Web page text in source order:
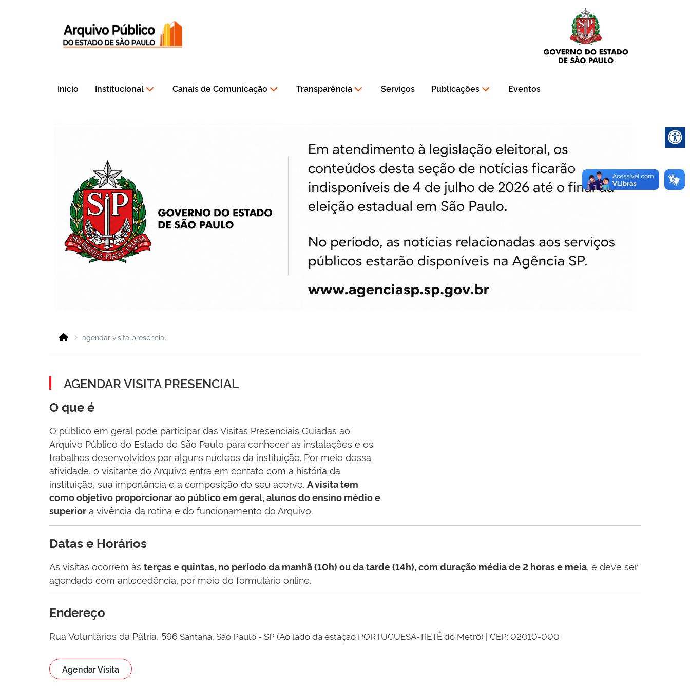
Início Institucional Canais de Comunicação Transparência Serviços Publicações Eventos
agendar visita presencial
AGENDAR VISITA PRESENCIAL
O que é
O público em geral pode participar das Visitas Presenciais Guiadas ao
Arquivo Público do Estado de São Paulo para conhecer as instalações e os
trabalhos desenvolvidos por alguns núcleos da instituição. Por meio dessa
atividade, o visitante do Arquivo entra em contato com a história da
instituição, sua importância e a composição do seu acervo. A visita tem
como objetivo proporcionar ao público em geral, alunos do ensino médio e
superior a vivência da rotina e do funcionamento do Arquivo.
Datas e Horários
As visitas ocorrem às terças e quintas, no período da manhã (10h) ou da tarde (14h), com duração média de 2 horas e meia , e deve ser
agendado com antecedência, por meio do formulário online.
Endereço
Rua Voluntários da Pátria, 596 Santana, São Paulo - SP (Ao lado da estação PORTUGUESA-TIETÊ do Metrô) | CEP: 02010-000
Agendar Visita